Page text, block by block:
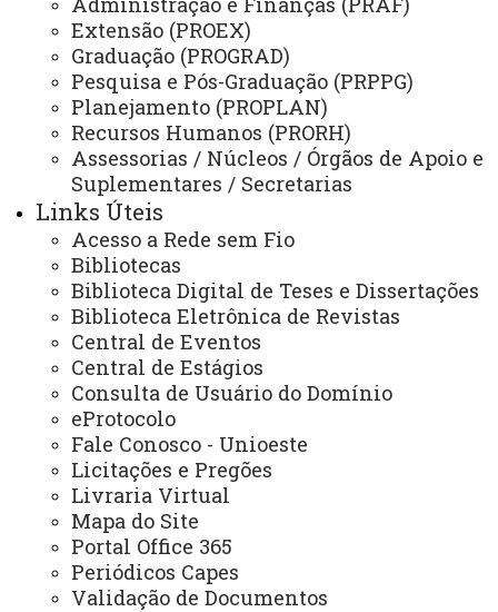
Extensão (PROEX)
Graduação (PROGRAD)
Pesquisa e Pós-Graduação (PRPPG)
Planejamento (PROPLAN)
Recursos Humanos (PRORH)
Assessorias / Núcleos / Órgãos de Apoio e
Suplementares / Secretarias
Links Úteis
Acesso a Rede sem Fio
Bibliotecas
Biblioteca Digital de Teses e Dissertações
Biblioteca Eletrônica de Revistas
Central de Eventos
Central de Estágios
Consulta de Usuário do Domínio
eProtocolo
Fale Conosco - Unioeste
Licitações e Pregões
Livraria Virtual
Mapa do Site
Portal Office 365
Periódicos Capes
Validação de Documentos
ASSESSORIAS
Assistência Estudantil
Auditoria Interna
Avaliação Institucional
Convênios e Captação de Recursos
Corregedoria da Unioeste
Comunicação Social
Igualdade e Promoção Social
Jurídica
Sistema de Controle Interno, Integridade e Compliance
Relações Internacionais e Interinstitucionais
ÓRGÃO DE APOIO
Unioeste INOVA - Agência de Inovação da Unioeste